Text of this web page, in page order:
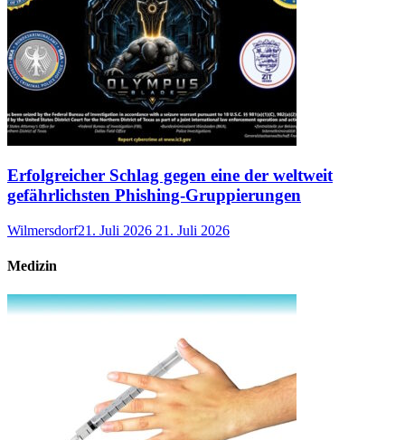
Erfolgreicher Schlag gegen eine der weltweit
gefährlichsten Phishing-Gruppierungen
Wilmersdorf21. Juli 2026 21. Juli 2026
Medizin